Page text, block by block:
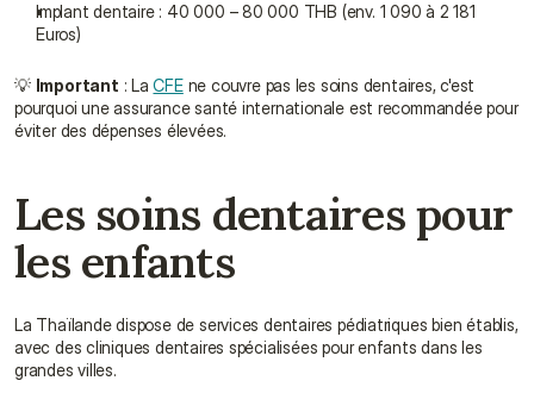
Implant dentaire : 40 000 – 80 000 THB (env. 1 090 à 2 181
Euros)
💡 Important : La CFE ne couvre pas les soins dentaires, c'est
pourquoi une assurance santé internationale est recommandée pour
éviter des dépenses élevées.
Les soins dentaires pour
les enfants
La Thaïlande dispose de services dentaires pédiatriques bien établis,
avec des cliniques dentaires spécialisées pour enfants dans les
grandes villes.